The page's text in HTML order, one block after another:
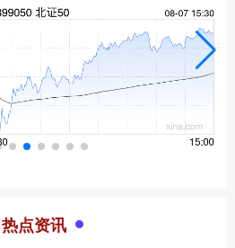
热点资讯